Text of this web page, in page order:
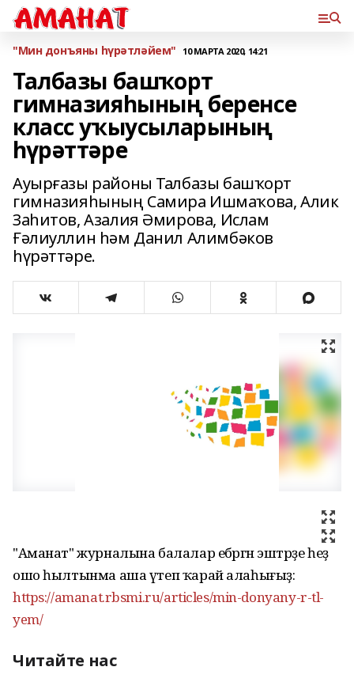
"Мин донъяны һүрәтләйем" 10 МАРТА 2020, 14:21
Талбазы башҡорт
гимназияһының беренсе
класс уҡыусыларының
һүрәттәре
Ауырғазы районы Талбазы башҡорт
гимназияһының Самира Ишмаҡова, Алик
Заһитов, Азалия Әмирова, Ислам
Ғәлиуллин һәм Данил Алимбәков
һүрәттәре.
"Аманат" журналына балалар ебәргән эштәрҙе һеҙ
ошо һылтынма аша үтеп ҡарай алаһығыҙ:
https://amanat.rbsmi.ru/articles/min-donyany-r-tl-
yem/
Читайте нас